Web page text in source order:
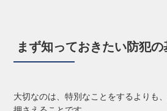
まず知っておきたい防犯の
大切なのは、特別なことをするよりも